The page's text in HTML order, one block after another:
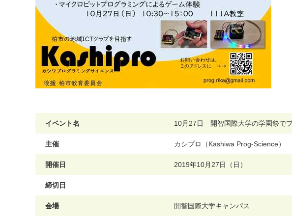
イベント名 10月27日 開智国際大学の学園祭で
主催 カシプロ （Kashiwa Prog-Science）
開催日 2019年10月 27日 （ 日 ）
締切日
会場 開智国際大学キャ ンパス